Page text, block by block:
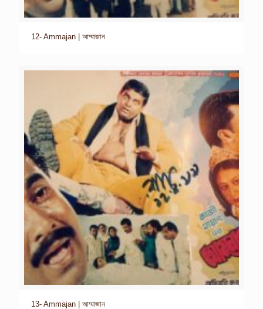
12- Ammajan | আম্মাজান
13- Ammajan | আম্মাজান